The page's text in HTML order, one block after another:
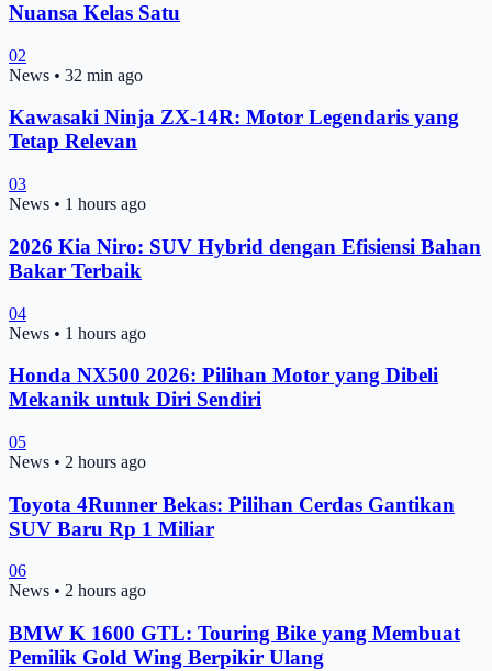
Nuansa Kelas Satu
02
News • 32 min ago
Kawasaki Ninja ZX-14R: Motor Legendaris yang
Tetap Relevan
03
News • 1 hours ago
2026 Kia Niro: SUV Hybrid dengan Efisiensi Bahan
Bakar Terbaik
04
News • 1 hours ago
Honda NX500 2026: Pilihan Motor yang Dibeli
Mekanik untuk Diri Sendiri
05
News • 2 hours ago
Toyota 4Runner Bekas: Pilihan Cerdas Gantikan
SUV Baru Rp 1 Miliar
06
News • 2 hours ago
BMW K 1600 GTL: Touring Bike yang Membuat
Pemilik Gold Wing Berpikir Ulang